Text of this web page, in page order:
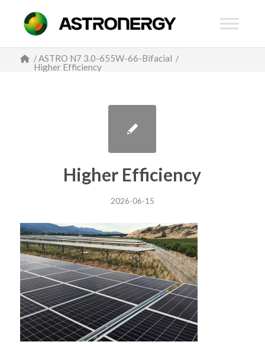
/ASTRO N7 3.0-655W-66-Bifacial /
Higher Efficiency
Higher Efficiency
2026-06-15